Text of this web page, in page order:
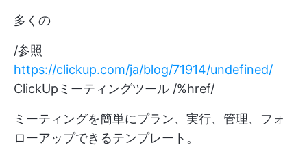
多くの
/参照
https://clickup.com/ja/blog/71914/undefined/
ClickUpミーティングツール /%href/
ミーティングを簡単にプラン、実行、管理、フォ
ローアップできるテンプレート。